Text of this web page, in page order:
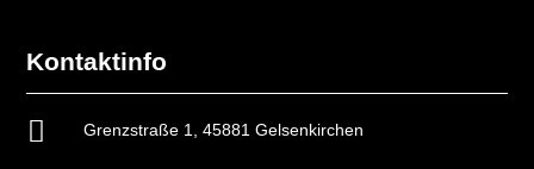
Kontaktinfo
 Grenzstraße 1, 45881 Gelsenkirchen